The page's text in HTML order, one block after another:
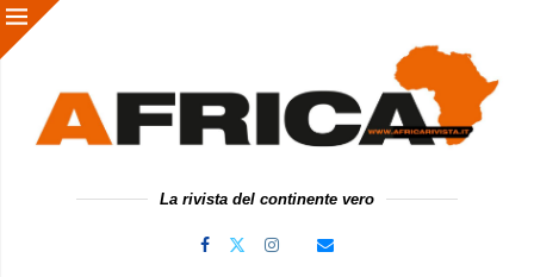
La rivista del continente vero